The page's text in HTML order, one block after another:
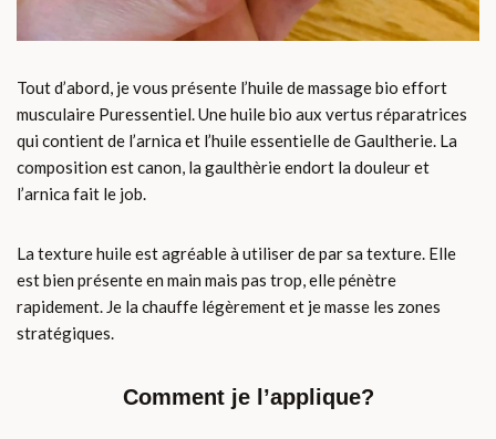
Tout d’abord, je vous présente l’huile de massage bio effort
musculaire Puressentiel. Une huile bio aux vertus réparatrices
qui contient de l’arnica et l’huile essentielle de Gaultherie. La
composition est canon, la gaulthèrie endort la douleur et
l’arnica fait le job.
La texture huile est agréable à utiliser de par sa texture. Elle
est bien présente en main mais pas trop, elle pénètre
rapidement. Je la chauffe légèrement et je masse les zones
stratégiques.
Comment je l’applique?